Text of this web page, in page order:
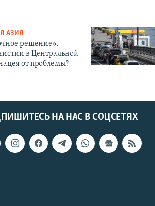
АЗИЯ
решение».
в Центральной
от проблемы?
НА НАС В СОЦСЕТЯХ